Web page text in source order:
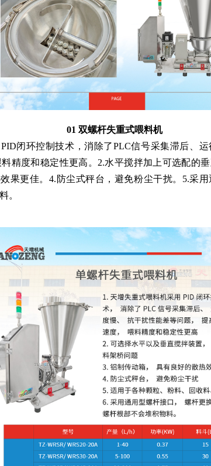
01 双螺杆失重式喂料机
闭环控制技术，消除了PLC信号采集滞后、
精度和稳定性更高。2.水平搅拌加上可选配的
果更佳。4.防尘式秤台，避免粉尘干扰。5.采
。